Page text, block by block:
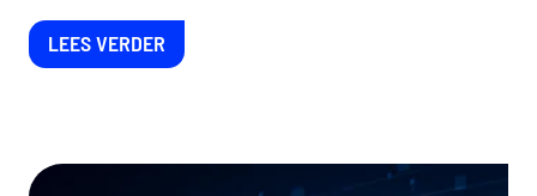
LEES VERDER